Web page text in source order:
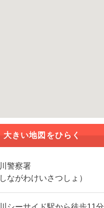
大きい地図をひらく
警察署
しながわけいさつしょ）